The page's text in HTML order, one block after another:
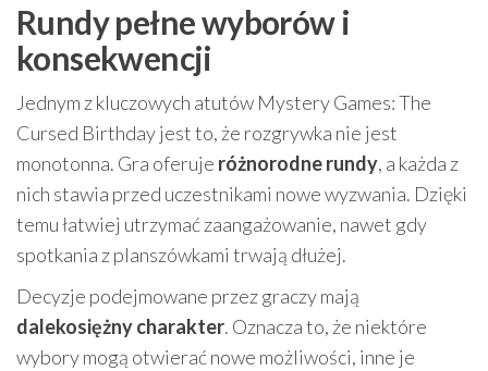
Rundy pełne wyborów i
konsekwencji
Jednym z kluczowych atutów Mystery Games: The
Cursed Birthday jest to, że rozgrywka nie jest
monotonna. Gra oferuje różnorodne rundy, a każda z
nich stawia przed uczestnikami nowe wyzwania. Dzięki
temu łatwiej utrzymać zaangażowanie, nawet gdy
spotkania z planszówkami trwają dłużej.
Decyzje podejmowane przez graczy mają
dalekosiężny charakter. Oznacza to, że niektóre
wybory mogą otwierać nowe możliwości, inne je